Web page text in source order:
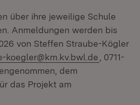
über ihre jeweilige Schule
Anmeldungen werden bis
von Steffen Straube-Kögler
koegler@km.kv.bwl.de
, 0711-
dem
das Projekt am